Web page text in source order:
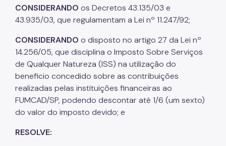
CONSIDERANDO os Decretos 43.135/03 e
43.935/03, que regulamentam a Lei nº 11.247/92;
CONSIDERANDO o disposto no artigo 27 da Lei nº
14.256/05, que disciplina o Imposto Sobre Serviços
de Qualquer Natureza (ISS) na utilização do
beneficio concedido sobre as contribuições
realizadas pelas instituições financeiras ao
FUMCAD/SP, podendo descontar até 1/6 (um sexto)
do valor do imposto devido; e
RESOLVE: